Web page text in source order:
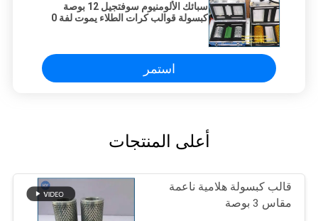
سبائك الألومنيوم سوفتجيل 12 بوصة
كبسولة قوالب كرات الطلاء يموت لفة 0
استمر
أعلى المنتجات
قالب كبسولة هلامية ناعمة
مقاس 3 بوصة